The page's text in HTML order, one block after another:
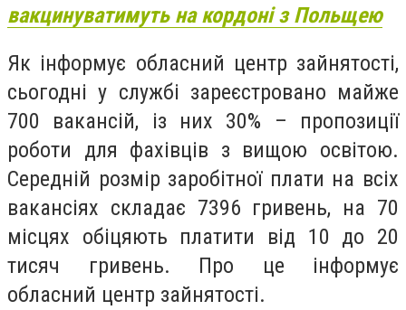
вакцинуватимуть на кордоні з Польщею
Як інформує обласний центр зайнятості,
сьогодні у службі зареєстровано майже
700 вакансій, із них 30% – пропозиції
роботи для фахівців з вищою освітою.
Середній розмір заробітної плати на всіх
вакансіях складає 7396 гривень, на 70
місцях обіцяють платити від 10 до 20
тисяч гривень. Про це інформує
обласний центр зайнятості.